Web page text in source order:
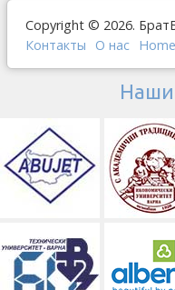
Copyright © 2026.
Контакты
О наc Home
Наши